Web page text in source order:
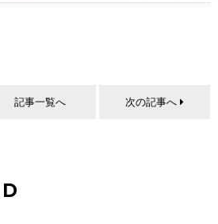
記事一覧へ 次の記事へ